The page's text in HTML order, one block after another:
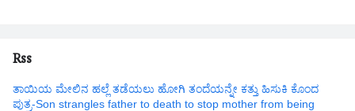
Rss
ತಾಯಿಯ ಮೇಲಿನ ಹಲ್ಲೆ ತಡೆಯಲು ಹೋಗಿ ತಂದೆಯನ್ನೇ ಕತ್ತು ಹಿಸುಕಿ ಕೊಂದ
ಪುತ್ರ-Son strangles father to death to stop mother from being